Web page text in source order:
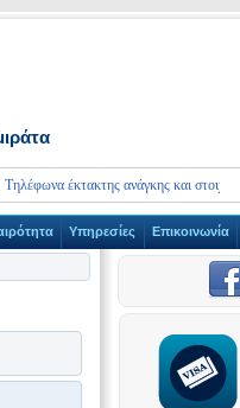
έκτακτης ανάγκης και στοιχεία
Υπηρεσίες Επικοινωνία